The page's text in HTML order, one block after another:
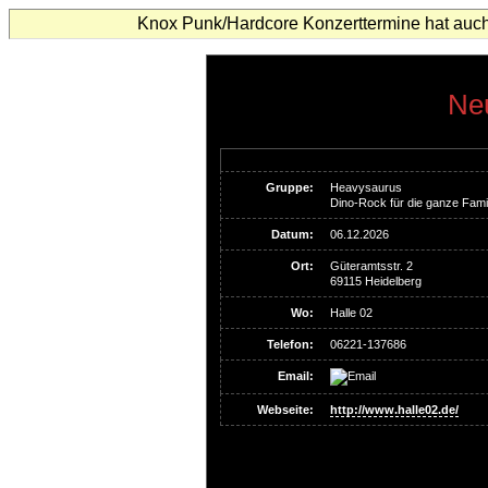
Knox Punk/Hardcore Konzerttermine hat
Gruppe:
Heavysaurus
Dino-Rock für die ganze
Datum: 06.12.2026
Ort:
Güteramtsstr. 2
69115 Heidelberg
Wo: Halle 02
Telefon: 06221-137686
Email:
Webseite: http://www.halle02.de/